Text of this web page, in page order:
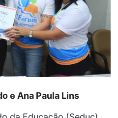
e Ana Paula Lins